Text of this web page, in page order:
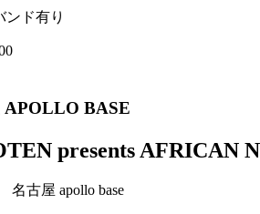
ンド有り
APOLLO BASE
presents AFRICAN
名古屋 apollo base